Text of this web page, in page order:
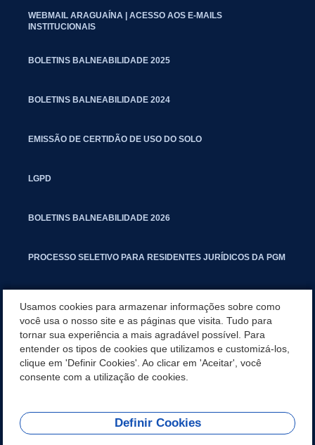
WEBMAIL ARAGUAÍNA | ACESSO AOS E-MAILS
INSTITUCIONAIS
BOLETINS BALNEABILIDADE 2025
BOLETINS BALNEABILIDADE 2024
EMISSÃO DE CERTIDÃO DE USO DO SOLO
LGPD
BOLETINS BALNEABILIDADE 2026
PROCESSO SELETIVO PARA RESIDENTES JURÍDICOS DA PGM
MANUAL DE PROCEDIMENTOS IMOBILIÁRIOS SEINFRA
TURMINHA DO LAGO
REDES SOCIAIS
Usamos cookies para armazenar informações sobre como
você usa o nosso site e as páginas que visita. Tudo para
tornar sua experiência a mais agradável possível. Para
entender os tipos de cookies que utilizamos e customizá-los,
clique em 'Definir Cookies'. Ao clicar em 'Aceitar', você
consente com a utilização de cookies.
Definir Cookies